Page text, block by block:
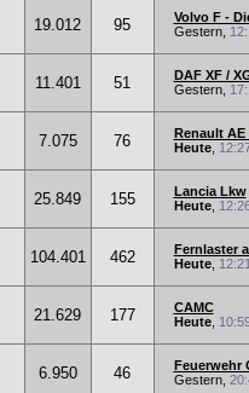
19.012 95
Volvo F -
Gestern,
11.401 51
DAF XF /
Gestern,
7.075 76
Renault AE
Heute,
25.849 155
Lancia Lkw
Heute,
104.401 462
Fernlaster
Heute, 12:21
21.629 177
CAMC
Heute,
6.950 46
Feuerwehr
Gestern,